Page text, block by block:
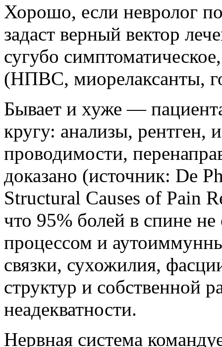
Хорошо, если невролог
задаст верный вектор
сугубо
(НПВС, миорелаксанты,
Бывает и хуже —
кругу: анализы, рентген,
проводимости,
доказано (источник: De
Structural Causes of Pain
что 95% болей в спине
процессом и
связки, сухожилия,
структур и собственной
неадекватности.
Нервная система